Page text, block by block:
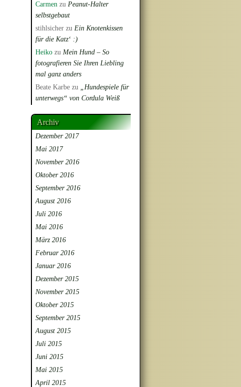
Carmen zu Peanut-Halter
selbstgebaut
stihlsicher zu Ein Knotenkissen
für die Katz‘ :)
Heiko zu Mein Hund – So
fotografieren Sie Ihren Liebling
mal ganz anders
Beate Karbe zu „Hundespiele für
unterwegs“ von Cordula Weiß
Archiv
Dezember 2017
Mai 2017
November 2016
Oktober 2016
September 2016
August 2016
Juli 2016
Mai 2016
März 2016
Februar 2016
Januar 2016
Dezember 2015
November 2015
Oktober 2015
September 2015
August 2015
Juli 2015
Juni 2015
Mai 2015
April 2015